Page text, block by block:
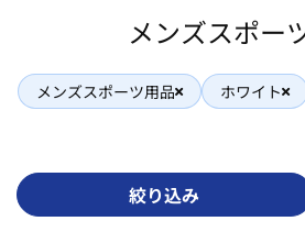
メンズスポー
メンズスポーツ用品 ホワイト
絞り込み